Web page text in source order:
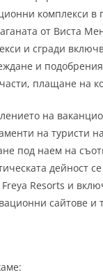
комплекси в
от Виста
и сгради
и
плащане на
на
на туристи
под наем на
дейност
Resorts и
сайтове и